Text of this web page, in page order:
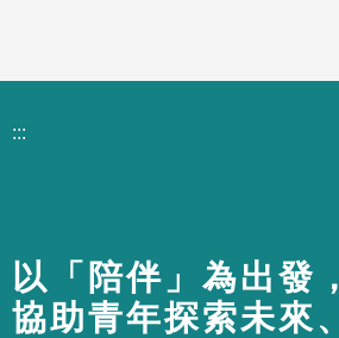
:::
以「陪伴」為出發，
協助青年探索未來、